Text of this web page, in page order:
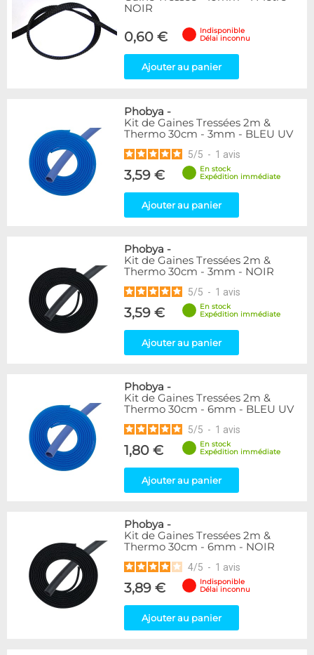
NOIR
0,60 €
Indisponible
Délai inconnu
Ajouter au panier
Phobya -
Kit de Gaines Tressées 2m &
Thermo 30cm - 3mm - BLEU UV
5/5 - 1 avis
3,59 €
En stock
Expédition immédiate
Ajouter au panier
Phobya -
Kit de Gaines Tressées 2m &
Thermo 30cm - 3mm - NOIR
5/5 - 1 avis
3,59 €
En stock
Expédition immédiate
Ajouter au panier
Phobya -
Kit de Gaines Tressées 2m &
Thermo 30cm - 6mm - BLEU UV
5/5 - 1 avis
1,80 €
En stock
Expédition immédiate
Ajouter au panier
Phobya -
Kit de Gaines Tressées 2m &
Thermo 30cm - 6mm - NOIR
4/5 - 1 avis
3,89 €
Indisponible
Délai inconnu
Ajouter au panier